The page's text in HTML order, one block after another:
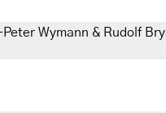
Wymann & Rudolf